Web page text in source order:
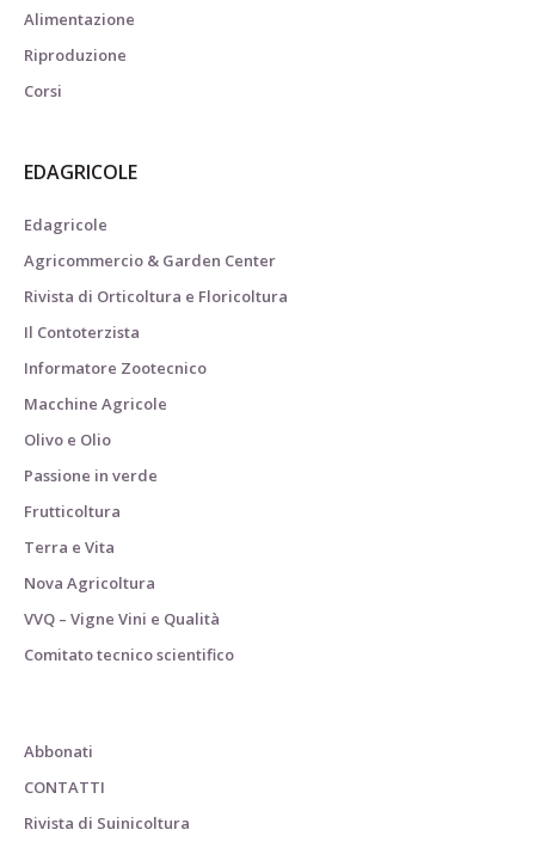
Alimentazione
Riproduzione
Corsi
EDAGRICOLE
Edagricole
Agricommercio & Garden Center
Rivista di Orticoltura e Floricoltura
Il Contoterzista
Informatore Zootecnico
Macchine Agricole
Olivo e Olio
Passione in verde
Frutticoltura
Terra e Vita
Nova Agricoltura
VVQ – Vigne Vini e Qualità
Comitato tecnico scientifico
Abbonati
CONTATTI
Rivista di Suinicoltura